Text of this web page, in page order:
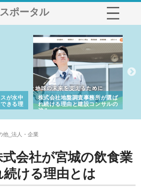
ポータル
が水中
きる理
株式会社地盤調査事務所が選ば
れ続ける理由と建設コンサルの
強み
他_法人・企業
会社が宮城の飲食業
ける理由とは